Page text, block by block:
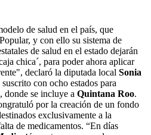
de salud en el país, que
y con ello su sistema de
de salud en el estado dejarán
chica´, para poder ahora aplicar
declaró la diputada local Sonia
con ocho estados para
donde se incluye a Quintana Roo.
por la creación de un fondo
exclusivamente a la
de medicamentos. “En días